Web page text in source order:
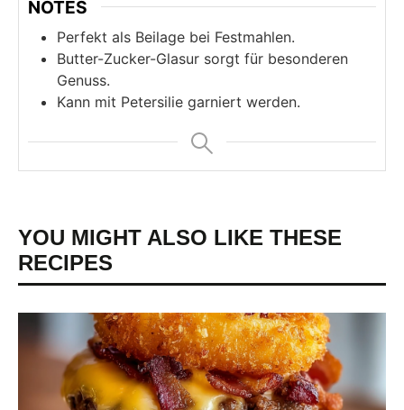
NOTES
Perfekt als Beilage bei Festmahlen.
Butter-Zucker-Glasur sorgt für besonderen
Genuss.
Kann mit Petersilie garniert werden.
YOU MIGHT ALSO LIKE THESE
RECIPES